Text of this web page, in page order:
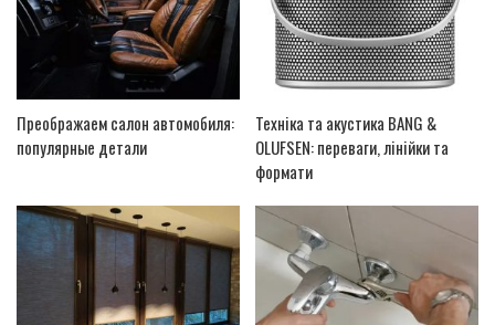
Преображаем салон автомобиля:
популярные детали
Техніка та акустика BANG &
OLUFSEN: переваги, лінійки та
формати